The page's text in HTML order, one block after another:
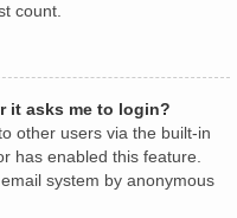
count.
it asks me to login?
other users via the built-in
has enabled this feature.
system by anonymous